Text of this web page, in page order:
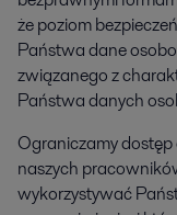
że poziom
Państwa dane
związanego z
Państwa danych
Ograniczamy
naszych
wykorzystywać